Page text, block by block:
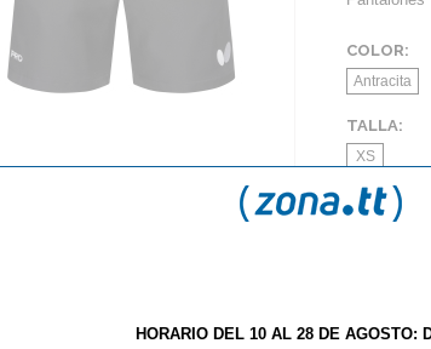
COLOR:
Antracita
TALLA:
XS
HORARIO DEL 10 AL 28 DE AGOSTO: